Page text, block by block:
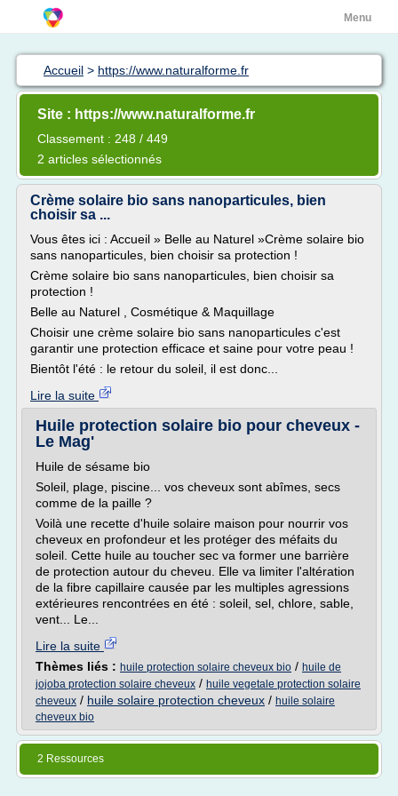
Menu
Accueil > https://www.naturalforme.fr
Site : https://www.naturalforme.fr
Classement : 248 / 449
2 articles sélectionnés
Crème solaire bio sans nanoparticules, bien
choisir sa ...
Vous êtes ici : Accueil » Belle au Naturel »Crème solaire bio
sans nanoparticules, bien choisir sa protection !
Crème solaire bio sans nanoparticules, bien choisir sa
protection !
Belle au Naturel , Cosmétique & Maquillage
Choisir une crème solaire bio sans nanoparticules c'est
garantir une protection efficace et saine pour votre peau !
Bientôt l'été : le retour du soleil, il est donc...
Lire la suite
Huile protection solaire bio pour cheveux -
Le Mag'
Huile de sésame bio
Soleil, plage, piscine... vos cheveux sont abîmes, secs
comme de la paille ?
Voilà une recette d'huile solaire maison pour nourrir vos
cheveux en profondeur et les protéger des méfaits du
soleil. Cette huile au toucher sec va former une barrière
de protection autour du cheveu. Elle va limiter l'altération
de la fibre capillaire causée par les multiples agressions
extérieures rencontrées en été : soleil, sel, chlore, sable,
vent... Le...
Lire la suite
Thèmes liés : huile protection solaire cheveux bio / huile de
jojoba protection solaire cheveux / huile vegetale protection solaire
cheveux / huile solaire protection cheveux / huile solaire
cheveux bio
2 Ressources